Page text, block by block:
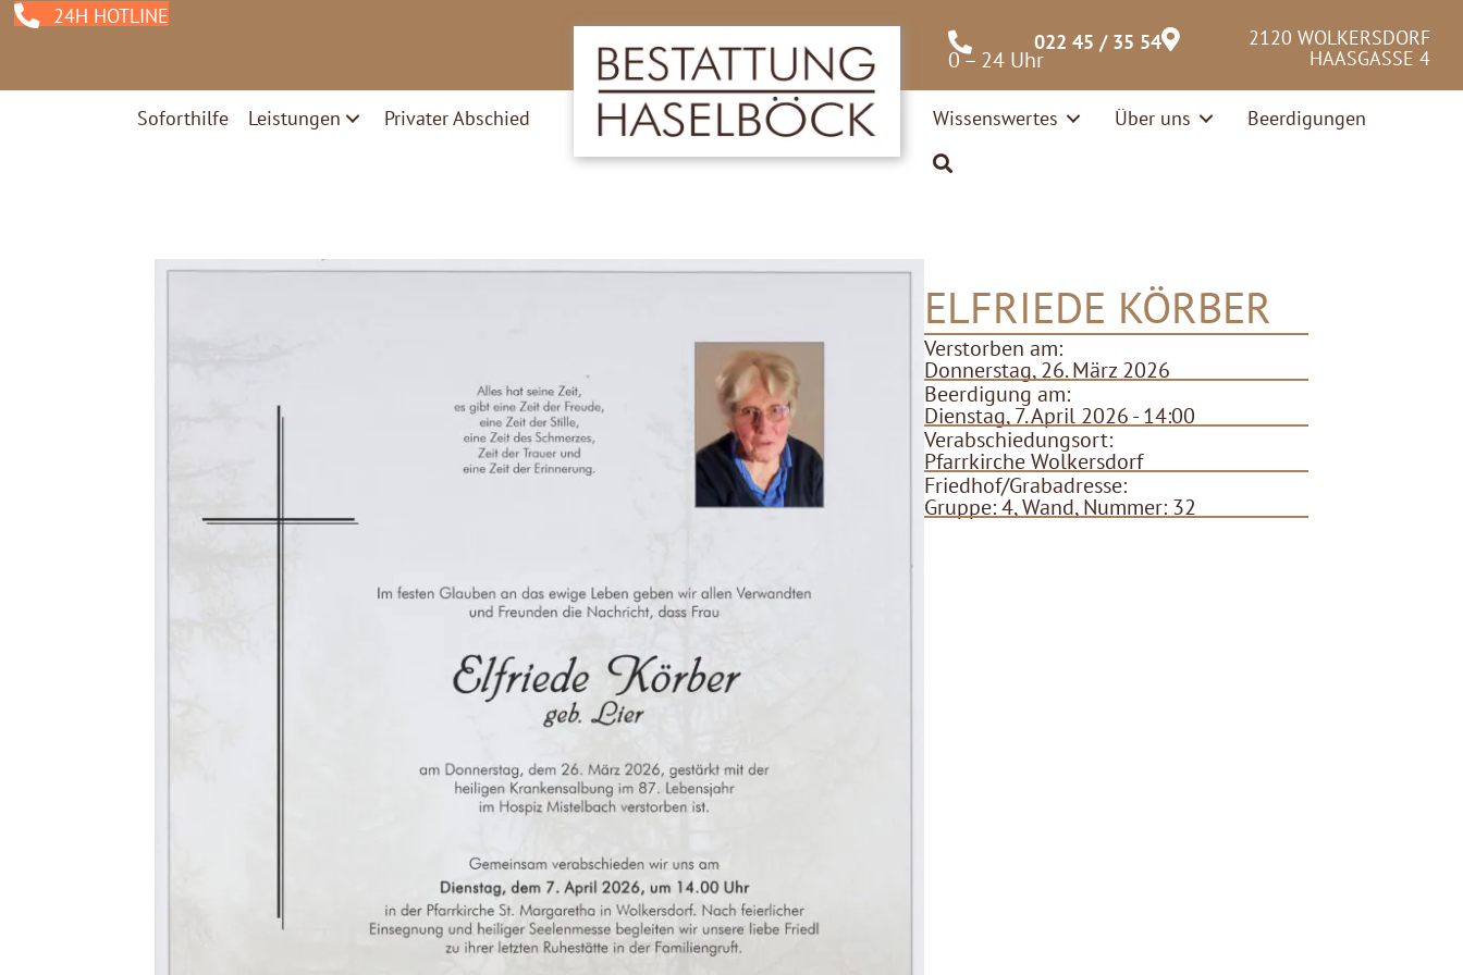
022 45 / 35 54
0 – 24 Uhr
2120 WOLKERSDORF
HAASGASSE 4
Soforthilfe Leistungen Privater Abschied Wissenswertes Über uns Beerdigungen
24H HOTLINE
ELFRIEDE KÖRBER
Verstorben am:
Donnerstag, 26. März 2026
Beerdigung am:
Dienstag, 7. April 2026 - 14:00
Verabschiedungsort:
Pfarrkirche Wolkersdorf
Friedhof/Grabadresse:
Gruppe: 4, Wand, Nummer: 32